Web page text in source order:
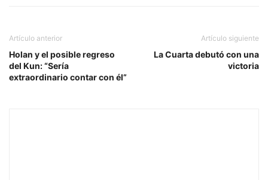
Artículo anterior
Holan y el posible regreso
del Kun: “Sería
extraordinario contar con él”
Artículo siguiente
La Cuarta debutó con una
victoria